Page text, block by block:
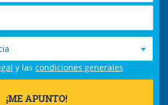
y las condiciones generales